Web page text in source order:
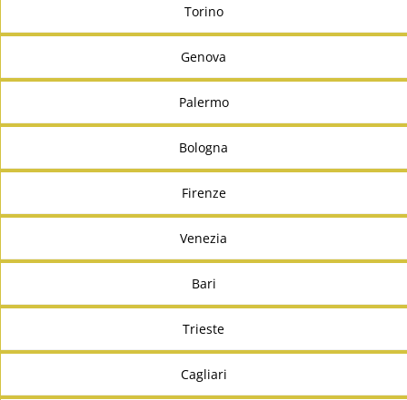
Torino
Genova
Palermo
Bologna
Firenze
Venezia
Bari
Trieste
Cagliari